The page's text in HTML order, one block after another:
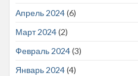
Апрель 2024(6)
Март 2024(2)
Февраль 2024(3)
Январь 2024(4)